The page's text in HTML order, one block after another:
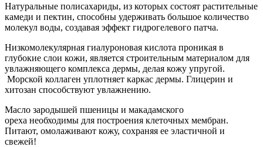
Натуральные полисахариды, из которых состоят растительные
камеди и пектин, способны удерживать большое количество
молекул воды, создавая эффект гидрогелевого патча.
Низкомолекулярная гиалуроновая кислота проникая в
глубокие слои кожи, является строительным материалом для
увлажняющего комплекса дермы, делая кожу упругой.
Морской коллаген уплотняет каркас дермы. Глицерин и
хитозан способствуют увлажнению.
Масло зародышей пшеницы и макадамского
ореха необходимы для построения клеточных мембран.
Питают, омолаживают кожу, сохраняя ее эластичной и
свежей!